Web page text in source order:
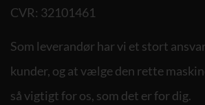
CVR: 32101461
Som leverandør har vi et stort
kunder, og at vælge den rette
så vigtigt for os, som det er for dig.